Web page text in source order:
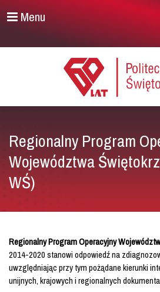
Menu
Regionalny Program
Województwa
WŚ)
Regionalny Program Operacyjny
2014-2020 stanowi odpowiedź na
uwzględniając przy tym pożądane kierunki
unijnych, krajowych i regionalnych